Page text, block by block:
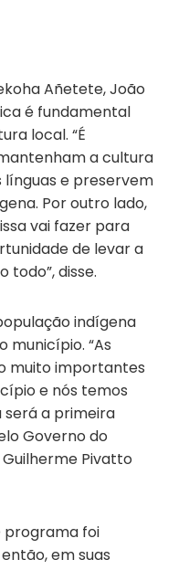
Añetete, João
é fundamental
local. “É
a cultura
línguas e preservem
Por outro lado,
vai fazer para
de levar a
todo”, disse.
indígena
município. “As
muito importantes
e nós temos
será a primeira
Governo do
Pivatto
programa foi
em suas